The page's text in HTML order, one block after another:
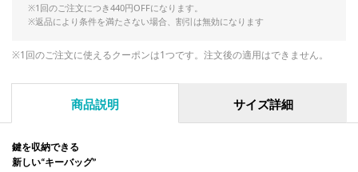
※1回のご注文につき440円OFFになります。
※返品により条件を満たさない場合、割引は無効になります
※1回のご注文に使えるクーポンは1つです。注文後の適用はできません。
商品説明 サイズ詳細
鍵を収納できる
新しい“キーバッグ”